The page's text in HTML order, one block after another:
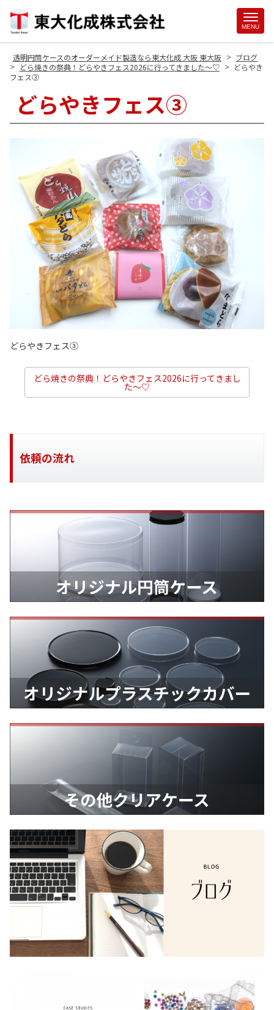
MENU
透明円筒ケースのオーダーメイド製造なら東大化成 大阪 東大阪 > ブログ
> どら焼きの祭典！どらやきフェス2026に行ってきました～♡ > どらやき
フェス③
どらやきフェス③
どらやきフェス③
どら焼きの祭典！どらやきフェス2026に行ってきまし
た～♡
依頼の流れ
Site
Footer